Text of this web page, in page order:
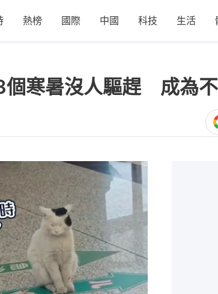
熱榜 國際 中國 科技 生活
寒暑沒人驅趕 成為